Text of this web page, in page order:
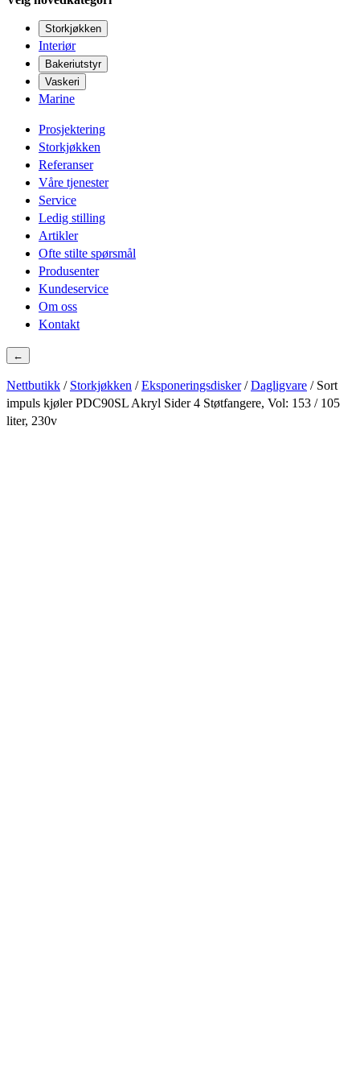
Storkjøkken
Interiør
Bakeriutstyr
Vaskeri
Marine
Prosjektering
Storkjøkken
Referanser
Våre tjenester
Service
Ledig stilling
Artikler
Ofte stilte spørsmål
Produsenter
Kundeservice
Om oss
Kontakt
←
Nettbutikk / Storkjøkken /Eksponeringsdisker/Dagligvare / Sort
impuls kjøler PDC90SL Akryl Sider 4 Støtfangere, Vol: 153 / 105
liter, 230v